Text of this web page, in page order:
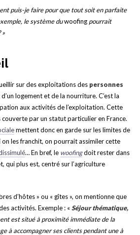
puis-je faire pour que tout soit en parfaite
le système duwoofing pourrait
»
sur des exploitations des personnes
logement et de la nourriture. C’est la
aux activités de l’exploitation. Cette
couverte par un statut particulier en France.
mettent donc en garde sur les limites de
on les franchit, on pourrait assimiler cette
… En bref, le woofingdoit rester dans
qui plus est, centré sur l’agriculture
d’hôtes » ou « gîtes », on mentionne que
activités. Exemple : « Séjour thématique,
est situé à proximité immédiate de la
à accompagner ses clients pendant une à